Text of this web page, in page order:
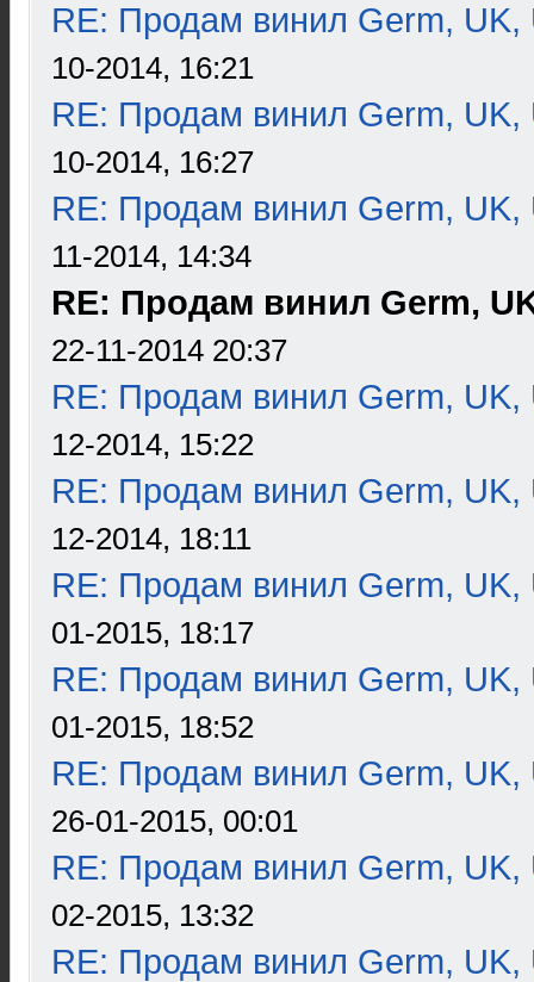
RE: Продам винил Germ, UK,
10-2014, 16:21
RE: Продам винил Germ, UK,
10-2014, 16:27
RE: Продам винил Germ, UK,
11-2014, 14:34
RE: Продам винил Germ,
22-11-2014 20:37
RE: Продам винил Germ, UK,
12-2014, 15:22
RE: Продам винил Germ, UK,
12-2014, 18:11
RE: Продам винил Germ, UK,
01-2015, 18:17
RE: Продам винил Germ, UK,
01-2015, 18:52
RE: Продам винил Germ, UK,
26-01-2015, 00:01
RE: Продам винил Germ, UK,
02-2015, 13:32
RE: Продам винил Germ, UK,